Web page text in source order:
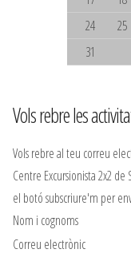
24
25
31
Vols rebre les
Vols rebre al teu correu
Centre Excursionista 2x2
el botó subscriure'm per
Nom i cognoms
Correu electrònic